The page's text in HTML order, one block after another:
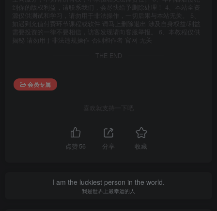
到你的版权利益，请联系我们，会尽快给予删除处理！ 4、本站全资
源仅供测试和学习，请勿用于非法操作，一切后果与本站无关。 5、
如遇到充值付费环节课程或软件 请马上删除退出 涉及自身权益/利益
需要投资的一律不要相信，访客发现请向客服举报。 6、本教程仅供
揭秘 请勿用于非法违规操作 否则和作者 官网 无关
THE END
会员专属
喜欢就支持一下吧
点赞 56 分享 收藏
I am the luckiest person in the world.
我是世界上最幸运的人